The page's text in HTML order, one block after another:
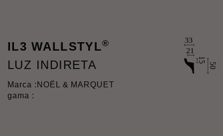
IL3 WALLSTYL®
LUZ INDIRETA
Marca : NOËL & MARQUET
gama :